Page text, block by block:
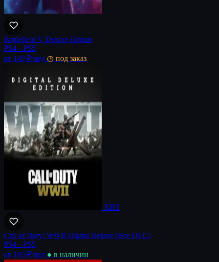
Battlefield V Deluxe Edition
PS4 · PS5
от 149 ₽/нед ◷ под заказ
ХИТ
Call of Duty: WWII Digital Deluxe (Все DLC)
PS4 · PS5
от 149 ₽/нед ● в наличии